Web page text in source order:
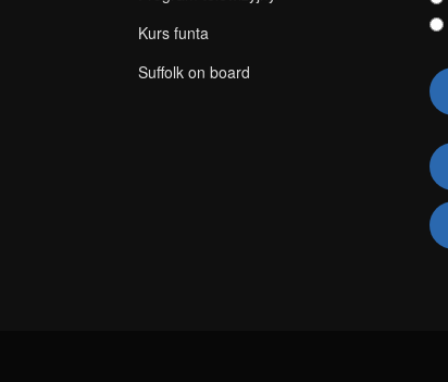
Kurs funta
Suffolk on board